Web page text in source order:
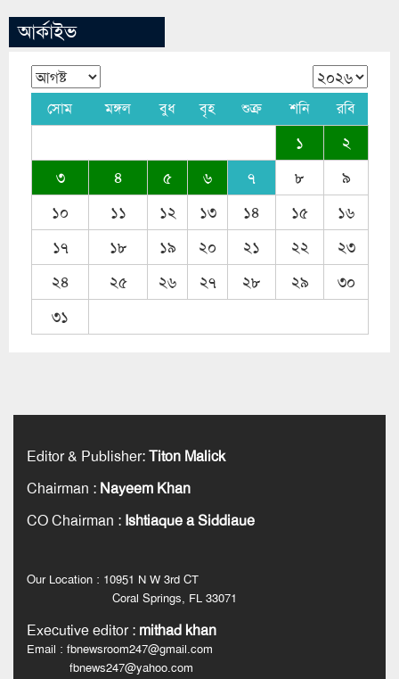
আর্কাইভ
সোম মঙ্গল বুধ বৃহ শুক্র শনি রবি
১
২
৩
৪ ৫ ৬ ৭ ৮
৯
১০
১১ ১২ ১৩ ১৪ ১৫
১৬
১৭
১৮ ১৯ ২০ ২১ ২২
২৩
২৪
২৫ ২৬ ২৭ ২৮ ২৯
৩০
৩১
Editor & Publisher:Titon Malick
Chairman : Nayeem Khan
CO Chairman : Ishtiaque a Siddiaue
Our Location : 10951 N W 3rd CT
Coral Springs, FL 33071
Executive editor: mithad khan
Email : fbnewsroom247@gmail.com
fbnews247@yahoo.com